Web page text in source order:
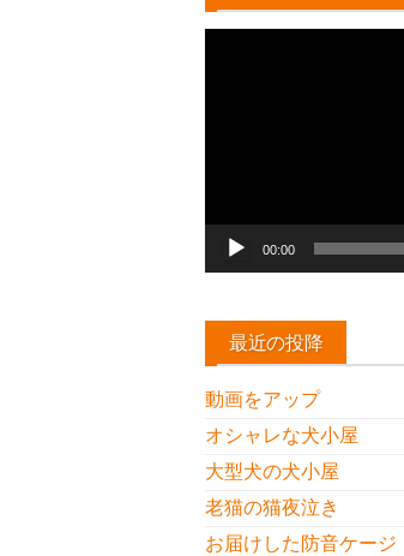
00:00
最近の投降
動画をアップ
オシャレな犬小屋
大型犬の犬小屋
老猫の猫夜泣き
お届けした防音ケージ